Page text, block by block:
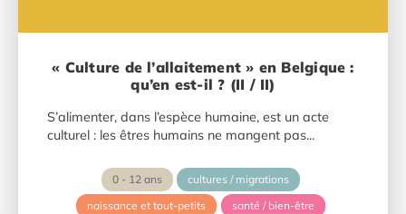
« Culture de l’allaitement » en Belgique :
qu’en est-il ? (II / II)
S’alimenter, dans l’espèce humaine, est un acte
culturel : les êtres humains ne mangent pas...
0 - 12 ans
cultures / migrations
naissance et tout-petits
santé / bien-être